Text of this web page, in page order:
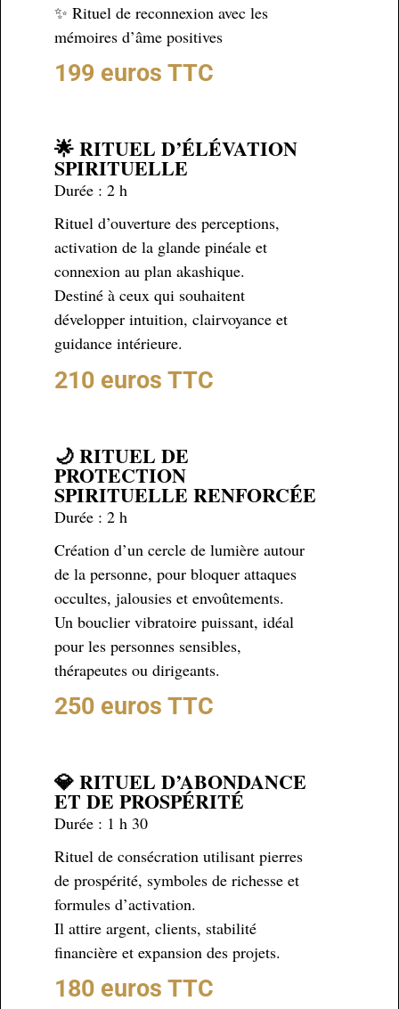
✨ Rituel de reconnexion avec les
mémoires d’âme positives
199 euros TTC
🌟 RITUEL D’ÉLÉVATION
SPIRITUELLE
Durée : 2 h
Rituel d’ouverture des perceptions,
activation de la glande pinéale et
connexion au plan akashique.
Destiné à ceux qui souhaitent
développer intuition, clairvoyance et
guidance intérieure.
210 euros TTC
🌙 RITUEL DE
PROTECTION
SPIRITUELLE RENFORCÉE
Durée : 2 h
Création d’un cercle de lumière autour
de la personne, pour bloquer attaques
occultes, jalousies et envoûtements.
Un bouclier vibratoire puissant, idéal
pour les personnes sensibles,
thérapeutes ou dirigeants.
250 euros TTC
💎 RITUEL D’ABONDANCE
ET DE PROSPÉRITÉ
Durée : 1 h 30
Rituel de consécration utilisant pierres
de prospérité, symboles de richesse et
formules d’activation.
Il attire argent, clients, stabilité
financière et expansion des projets.
180 euros TTC